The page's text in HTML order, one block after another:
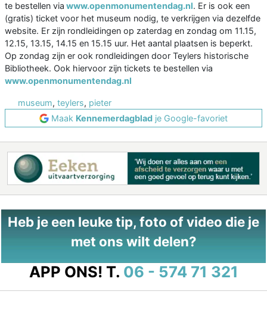
te bestellen via www.openmonumentendag.nl. Er is ook een
(gratis) ticket voor het museum nodig, te verkrijgen via dezelfde
website. Er zijn rondleidingen op zaterdag en zondag om 11.15,
12.15, 13.15, 14.15 en 15.15 uur. Het aantal plaatsen is beperkt.
Op zondag zijn er ook rondleidingen door Teylers historische
Bibliotheek. Ook hiervoor zijn tickets te bestellen via
www.openmonumentendag.nl
museum, teylers, pieter
Maak Kennemerdagblad je Google-favoriet
Heb je een leuke tip, foto of video die je
met ons wilt delen?
APP ONS! T. 06 - 574 71 321